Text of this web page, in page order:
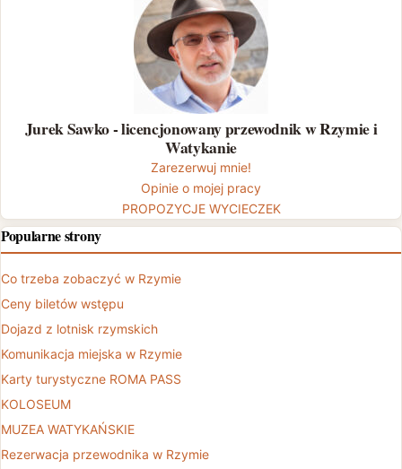
Jurek Sawko - licencjonowany przewodnik w Rzymie i
Watykanie
Zarezerwuj mnie!
Opinie o mojej pracy
PROPOZYCJE WYCIECZEK
Popularne strony
Co trzeba zobaczyć w Rzymie
Ceny biletów wstępu
Dojazd z lotnisk rzymskich
Komunikacja miejska w Rzymie
Karty turystyczne ROMA PASS
KOLOSEUM
MUZEA WATYKAŃSKIE
Rezerwacja przewodnika w Rzymie